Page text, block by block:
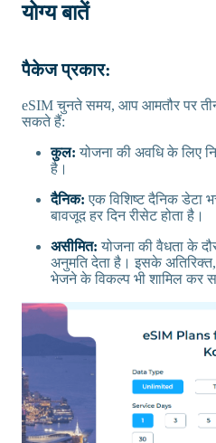
योग्य बातें
पैकेज प्रकार:
eSIM चुनते समय, आप आमतौर पर
सकते हैं:
कुल: योजना की अवधि के लिए
है।
दैनिक: एक विशिष्ट दैनिक डेटा
बावजूद हर दिन रीसेट होता है।
असीमित: योजना की वैधता के
अनुमति देता है। इसके
भेजने के विकल्प भी शामिल कर